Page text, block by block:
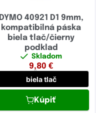
DYMO 40921 D1 9mm,
kompatibilná páska
biela tlač/čierny
podklad
Skladom
9,80 €
9 mm
biela tlač
Kúpiť